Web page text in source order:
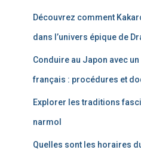
Découvrez comment
dans l’univers épique de
Conduire au Japon avec
français : procédures et
Explorer les traditions
narmol
Quelles sont les horaires